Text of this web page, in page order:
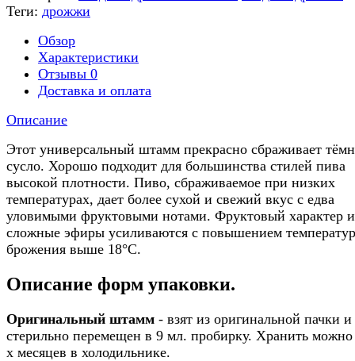
Теги: дрожжи
Обзор
Характеристики
Отзывы 0
Доставка и оплата
Описание
Этот универсальный штамм прекрасно сбраживает
сусло. Хорошо подходит для большинства стилей пива
высокой плотности. Пиво, сбраживаемое при низких
температурах, дает более сухой и свежий вкус с едва
уловимыми фруктовыми нотами. Фруктовый характер и
сложные эфиры усиливаются с повышением
брожения выше 18°C.
Описание форм упаковки.
Оригинальный штамм - взят из оригинальной пачки и
стерильно перемещен в 9 мл. пробирку. Хранить
х месяцев в холодильнике.